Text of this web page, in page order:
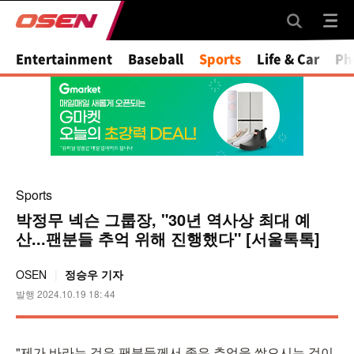
Entertainment Baseball Sports Life & Car
Sports
박정무 넥슨 그룹장, "30년 역사상 최대 예
산...팬분들 추억 위해 진행했다" [서울톡톡]
OSEN 정승우 기자
발행 2024.10.19 18: 44